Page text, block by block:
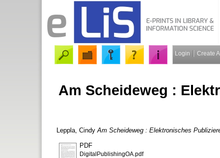
Login Create
Am Scheideweg :
Leppla, Cindy Am Scheideweg : Elektronisches
PDF
DigitalPublishingOA.pdf